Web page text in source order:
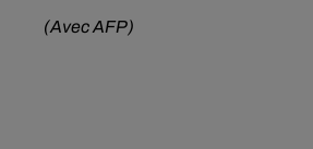
(Avec AFP)